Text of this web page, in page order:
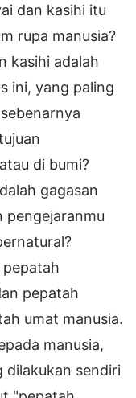
dan kasihi itu
rupa manusia?
kasihi adalah
ini, yang paling
di bumi?
gagasan
pengejaranmu
pepatah
pepatah
umat manusia.
manusia,
dilakukan sendiri